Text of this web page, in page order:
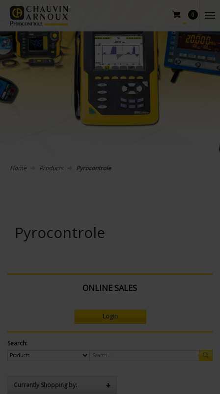
0
Home Products Pyrocontrole
Pyrocontrole
ONLINE SALES
Login
Search:
Currently Shopping by: